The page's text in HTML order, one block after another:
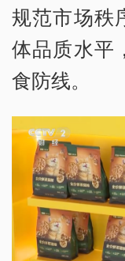
规范市场秩
体品质水平
食防线。